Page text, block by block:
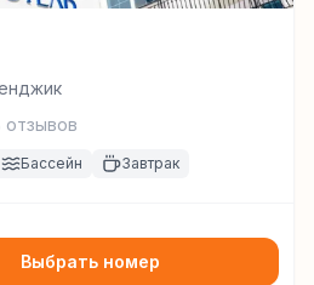
отзывов
Бассейн Завтрак
Выбрать номер